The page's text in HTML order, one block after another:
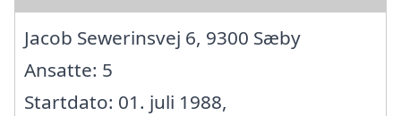
Jacob Sewerinsvej 6, 9300 Sæby
Ansatte: 5
Startdato: 01. juli 1988,